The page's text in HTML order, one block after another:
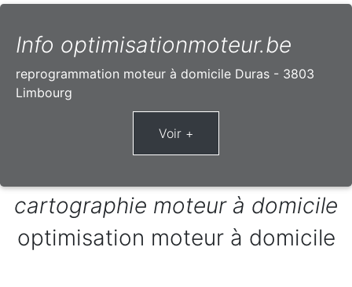
Info optimisationmoteur.be
reprogrammation moteur à domicile Duras - 3803
Limbourg
cartographie moteur à domicile
optimisation moteur à domicile